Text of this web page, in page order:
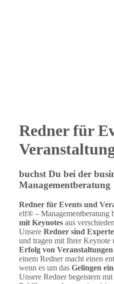
Redner für
buchst Du bei der
Managementberatung
Redner für Events und
elf® – Managementberatung
mit Keynotes aus
Unsere Redner sind
und tragen mit Ihrer Keynote
Erfolg von Veranstaltungen
einem Redner macht einen
wenn es um das Gelingen
Unsere Redner begeistern